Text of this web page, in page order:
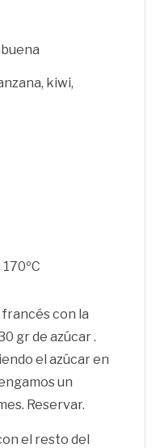
kiwi,
con la
gr de azúcar .
el azúcar en
un
Reservar.
el resto del